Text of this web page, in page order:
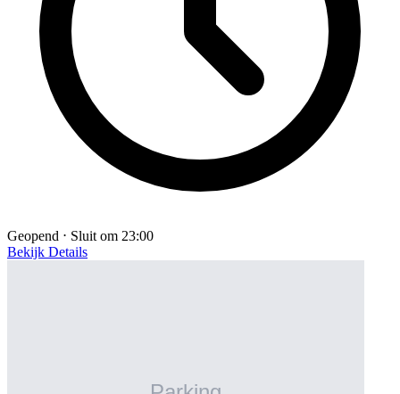
Geopend ⋅ Sluit om 23:00
Bekijk Details